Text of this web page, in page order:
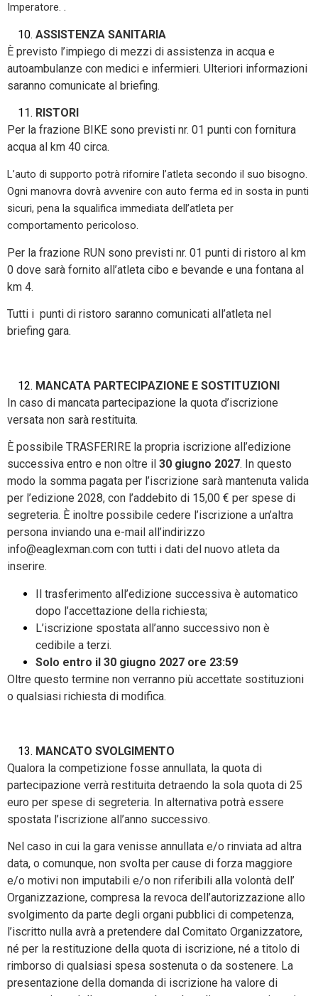
Imperatore. .
ASSISTENZA SANITARIA
È previsto l’impiego di mezzi di assistenza in acqua e
autoambulanze con medici e infermieri. Ulteriori informazioni
saranno comunicate al briefing.
RISTORI
Per la frazione BIKE sono previsti nr. 01 punti con fornitura
acqua al km 40 circa.
L’auto di supporto potrà rifornire l’atleta secondo il suo bisogno.
Ogni manovra dovrà avvenire con auto ferma ed in sosta in punti
sicuri, pena la squalifica immediata dell’atleta per
comportamento pericoloso.
Per la frazione RUN sono previsti nr. 01 punti di ristoro al km
0 dove sarà fornito all’atleta cibo e bevande e una fontana al
km 4.
Tutti i punti di ristoro saranno comunicati all’atleta nel
briefing gara.
MANCATA PARTECIPAZIONE E SOSTITUZIONI
In caso di mancata partecipazione la quota d’iscrizione
versata non sarà restituita.
È possibile TRASFERIRE la propria iscrizione all’edizione
successiva entro e non oltre il 30 giugno 2027. In questo
modo la somma pagata per l’iscrizione sarà mantenuta valida
per l’edizione 2028, con l’addebito di 15,00 € per spese di
segreteria. È inoltre possibile cedere l’iscrizione a un’altra
persona inviando una e-mail all’indirizzo
info@eaglexman.com con tutti i dati del nuovo atleta da
inserire.
Il trasferimento all’edizione successiva è automatico
dopo l’accettazione della richiesta;
L’iscrizione spostata all’anno successivo non è
cedibile a terzi.
Solo entro il 30 giugno 2027 ore 23:59
Oltre questo termine non verranno più accettate sostituzioni
o qualsiasi richiesta di modifica.
MANCATO SVOLGIMENTO
Qualora la competizione fosse annullata, la quota di
partecipazione verrà restituita detraendo la sola quota di 25
euro per spese di segreteria. In alternativa potrà essere
spostata l’iscrizione all’anno successivo.
Nel caso in cui la gara venisse annullata e/o rinviata ad altra
data, o comunque, non svolta per cause di forza maggiore
e/o motivi non imputabili e/o non riferibili alla volontà dell’
Organizzazione, compresa la revoca dell’autorizzazione allo
svolgimento da parte degli organi pubblici di competenza,
l’iscritto nulla avrà a pretendere dal Comitato Organizzatore,
né per la restituzione della quota di iscrizione, né a titolo di
rimborso di qualsiasi spesa sostenuta o da sostenere. La
presentazione della domanda di iscrizione ha valore di